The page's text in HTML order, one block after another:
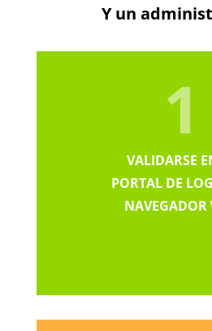
Y un
1
VALIDARSE
PORTAL DE
NAVEGADOR